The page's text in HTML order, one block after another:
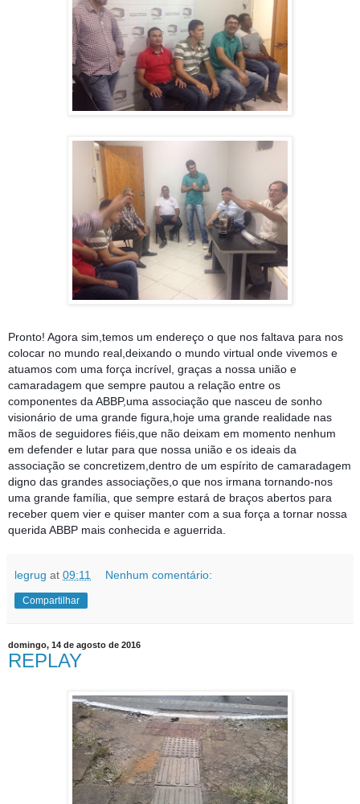
Pronto! Agora sim,temos um endereço o que nos faltava para nos
colocar no mundo real,deixando o mundo virtual onde vivemos e
atuamos com uma força incrível, graças a nossa união e
camaradagem que sempre pautou a relação entre os
componentes da ABBP,uma associação que nasceu de sonho
visionário de uma grande figura,hoje uma grande realidade nas
mãos de seguidores fiéis,que não deixam em momento nenhum
em defender e lutar para que nossa união e os ideais da
associação se concretizem,dentro de um espírito de camaradagem
digno das grandes associações,o que nos irmana tornando-nos
uma grande família, que sempre estará de braços abertos para
receber quem vier e quiser manter com a sua força a tornar nossa
querida ABBP mais conhecida e aguerrida.
legrug at 09:11 Nenhum comentário:
Compartilhar
domingo, 14 de agosto de 2016
REPLAY